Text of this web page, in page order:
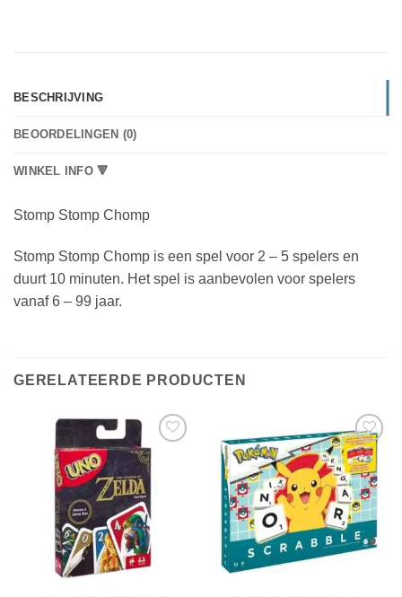
BESCHRIJVING
BEOORDELINGEN (0)
WINKEL INFO 🔻
Stomp Stomp Chomp
Stomp Stomp Chomp is een spel voor 2 – 5 spelers en
duurt 10 minuten. Het spel is aanbevolen voor spelers
vanaf 6 – 99 jaar.
GERELATEERDE PRODUCTEN